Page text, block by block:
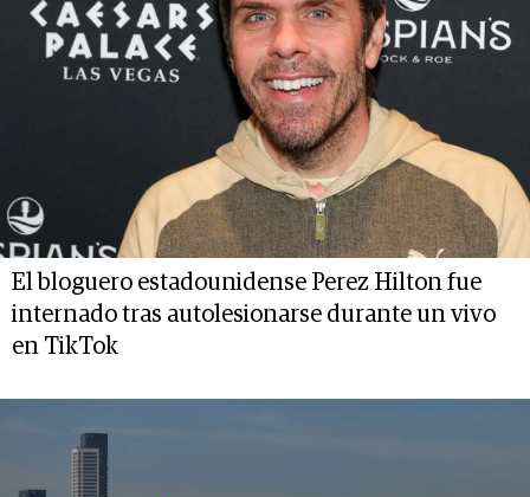
El bloguero estadounidense Perez Hilton fue
internado tras autolesionarse durante un vivo
en TikTok